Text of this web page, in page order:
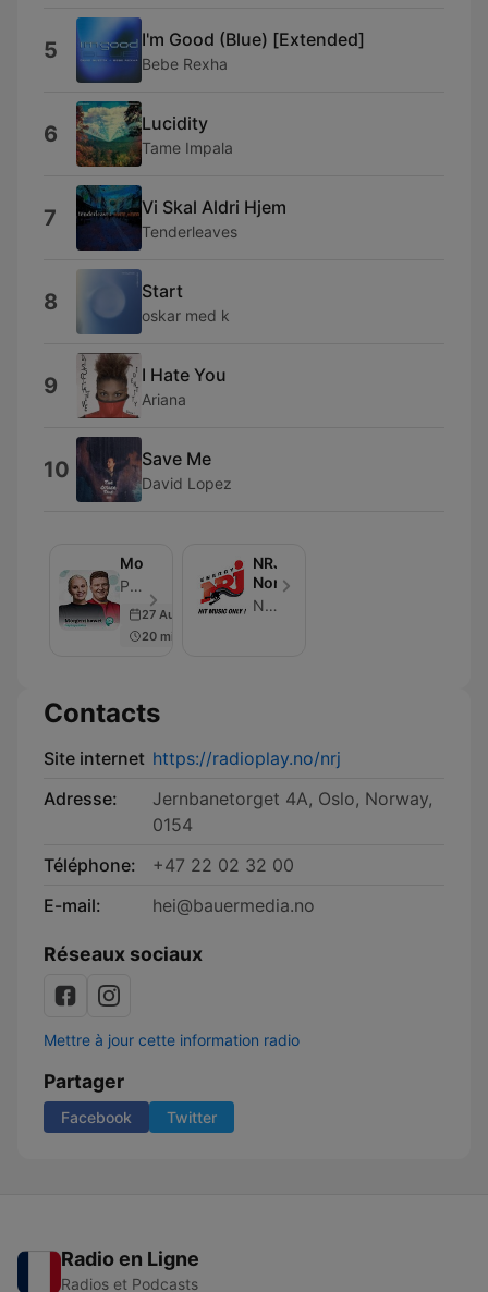
5 I'm Good (Blue) [Extended]
Bebe Rexha
6 Lucidity
Tame Impala
7 Vi Skal Aldri Hjem
Tenderleaves
8 Start
oskar med k
9 I Hate You
Ariana
10 Save Me
David Lopez
Morgenshowet
P4-gruppen - Épisode 2178
27 Aug 2024
20 min
NRJ
Norge
NRJ Norge
Contacts
Site internet https://radioplay.no/nrj
Adresse:
Jernbanetorget 4A, Oslo, Norway,
0154
Téléphone:
+47 22 02 32 00
E-mail:
hei@bauermedia.no
Réseaux sociaux
Mettre à jour cette information radio
Partager
Facebook Twitter
Radio en Ligne
Radios et Podcasts